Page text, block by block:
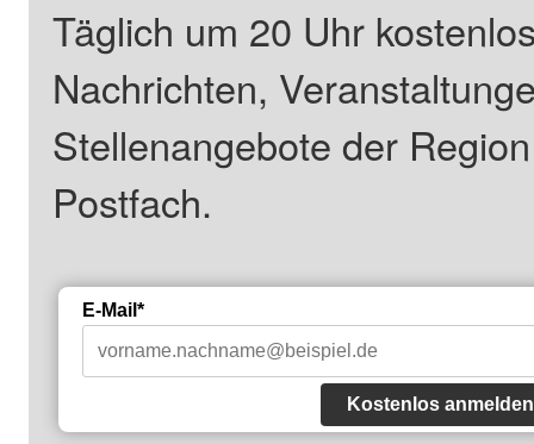
Täglich um 20 Uhr
Nachrichten,
Stellenangebote der
Postfach.
E-Mail*
Kostenlos anmelden